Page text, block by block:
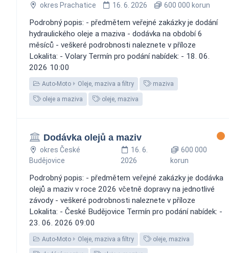
okres Prachatice 16. 6. 2026 600 000 korun
Podrobný popis: - předmětem veřejné zakázky je dodání
hydraulického oleje a maziva - dodávka na období 6
měsíců - veškeré podrobnosti naleznete v příloze
Lokalita: - Volary Termín pro podání nabídek: - 18. 06.
2026 10:00
Auto-Moto Oleje, maziva a filtry maziva
oleje a maziva oleje, maziva
Dodávka olejů a maziv
okres České
Budějovice
16. 6.
2026
600 000
korun
Podrobný popis: - předmětem veřejné zakázky je dodávka
olejů a maziv v roce 2026 včetně dopravy na jednotlivé
závody - veškeré podrobnosti naleznete v příloze
Lokalita: - České Budějovice Termín pro podání nabídek: -
23. 06. 2026 09:00
Auto-Moto Oleje, maziva a filtry oleje, maziva